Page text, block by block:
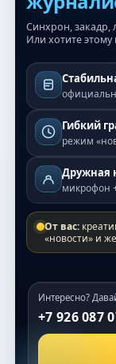
Синхрон, закадр,
Или хотите этому
Гибкий
режим
Дружная
микрофон
От вас:
«новости» и
Интересно?
+7 926 087